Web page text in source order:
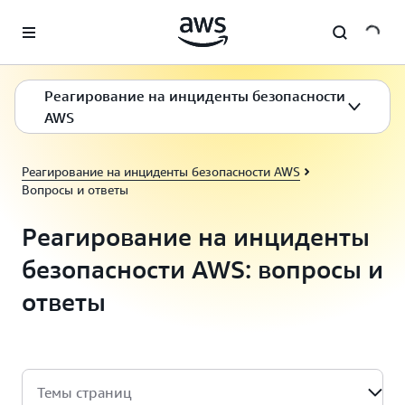
Перейти к главному контенту
Реагирование на инциденты безопасности
AWS
Реагирование на инциденты безопасности AWS
Вопросы и ответы
Реагирование на инциденты
безопасности AWS: вопросы и
ответы
Темы страниц